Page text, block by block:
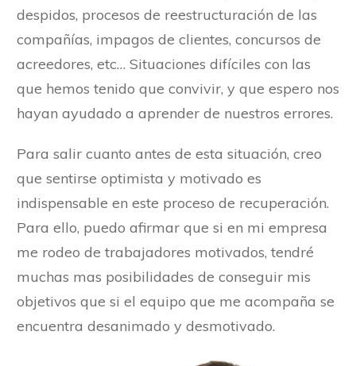
despidos, procesos de reestructuración de las
compañías, impagos de clientes, concursos de
acreedores, etc… Situaciones difíciles con las
que hemos tenido que convivir, y que espero nos
hayan ayudado a aprender de nuestros errores.
Para salir cuanto antes de esta situación, creo
que sentirse optimista y motivado es
indispensable en este proceso de recuperación.
Para ello, puedo afirmar que si en mi empresa
me rodeo de trabajadores motivados, tendré
muchas mas posibilidades de conseguir mis
objetivos que si el equipo que me acompaña se
encuentra desanimado y desmotivado.